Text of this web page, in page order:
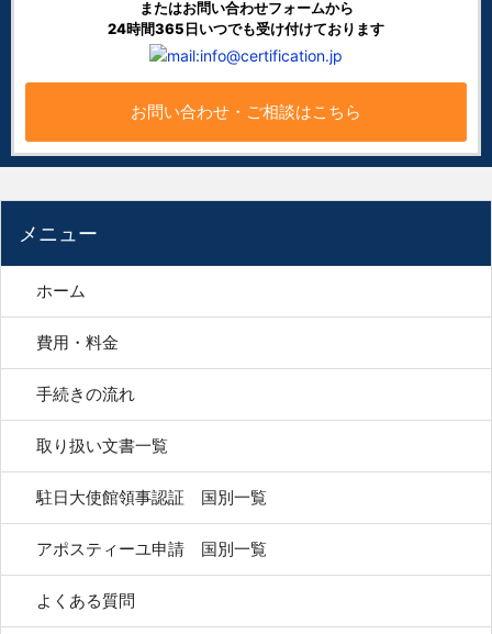
またはお問い合わせフォームから
24時間365日いつでも受け付けております
お問い合わせ・ご相談はこちら
メニュー
ホーム
費用・料金
手続きの流れ
取り扱い文書一覧
駐日大使館領事認証 国別一覧
アポスティーユ申請 国別一覧
よくある質問